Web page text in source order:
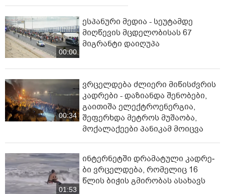
00:00
ესპანური მედია - სეუტამდე
მიღწევის მცდელობისას 67
მიგრანტი დაიღუპა
00:34
ვრცელდება ძლიერი მიწისძვრის
კადრები - დაზიანდა შენობები,
გაითიშა ელექტროენერგია,
შეფერხდა მეტროს მუშაობა,
მოქალაქეები პანიკამ მოიცვა
01:53
ინ­ტერ­ნეტ­ში დრა­მა­ტუ­ლი კად­რე­
ბი ვრცელდება, რომელიც 16
წლის ბიჭის გმირობას ასახავს